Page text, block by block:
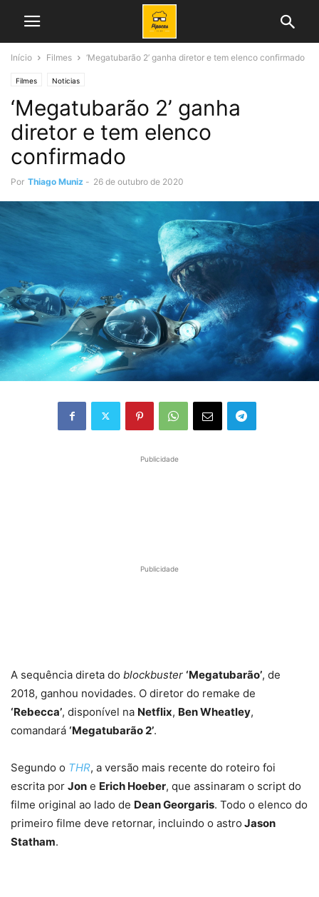
Início Filmes ‘Megatubarão 2’ ganha diretor e tem elenco confirmado
Filmes Noticias
‘Megatubarão 2’ ganha
diretor e tem elenco
confirmado
Por Thiago Muniz - 26 de outubro de 2020
Publicidade
Publicidade
A sequência direta do blockbuster ‘Megatubarão’, de
2018, ganhou novidades. O diretor do remake de
‘Rebecca’, disponível na Netflix, Ben Wheatley,
comandará ‘Megatubarão 2’.
Segundo o THR, a versão mais recente do roteiro foi
escrita por Jon e Erich Hoeber, que assinaram o script do
filme original ao lado de Dean Georgaris. Todo o elenco do
primeiro filme deve retornar, incluindo o astro Jason
Statham.